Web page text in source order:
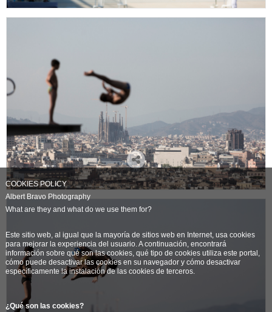
COOKIES POLICY
Albert Bravo Photography
What are they and what do we use them for?
Este sitio web, al igual que la mayoría de sitios web en Internet, usa cookies
para mejorar la experiencia del usuario. A continuación, encontrará
información sobre qué son las cookies, qué tipo de cookies utiliza este portal,
cómo puede desactivar las cookies en su navegador y cómo desactivar
específicamente la instalación de las cookies de terceros.
¿Qué son las cookies?